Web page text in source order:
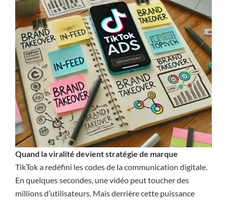
Quand la viralité devient stratégie de marque
TikTok a redéfini les codes de la communication digitale.
En quelques secondes, une vidéo peut toucher des
millions d’utilisateurs. Mais derrière cette puissance